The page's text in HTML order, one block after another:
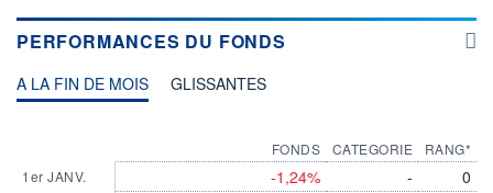
PERFORMANCES DU FONDS
A LA FIN DE MOIS GLISSANTES
1er JANV.
FONDS
-1,24%
CATEGORIE
-
RANG*
0